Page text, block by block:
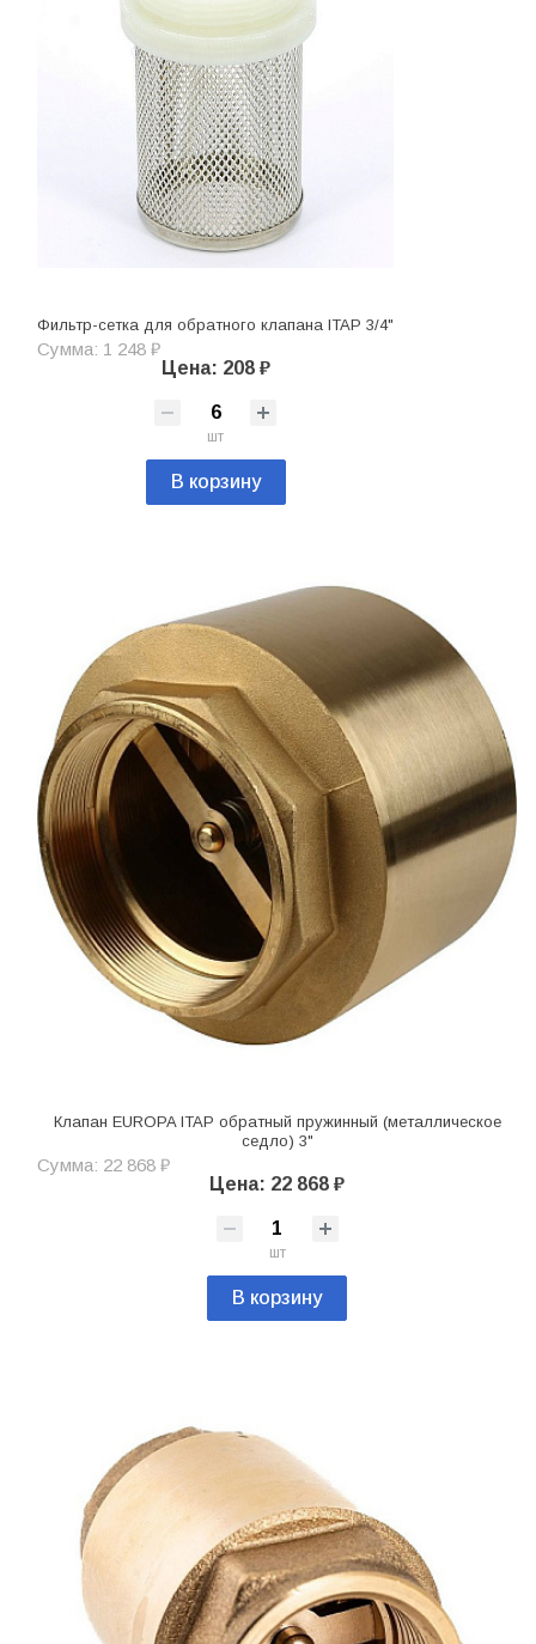
Фильтр-сетка для обратного клапана ITAP 3/4"
Сумма: 1 248 ₽
Цена: 208 ₽
шт
В корзину
Клапан EUROPA ITAP обратный пружинный (металлическое
седло) 3"
Сумма: 22 868 ₽
Цена: 22 868 ₽
шт
В корзину